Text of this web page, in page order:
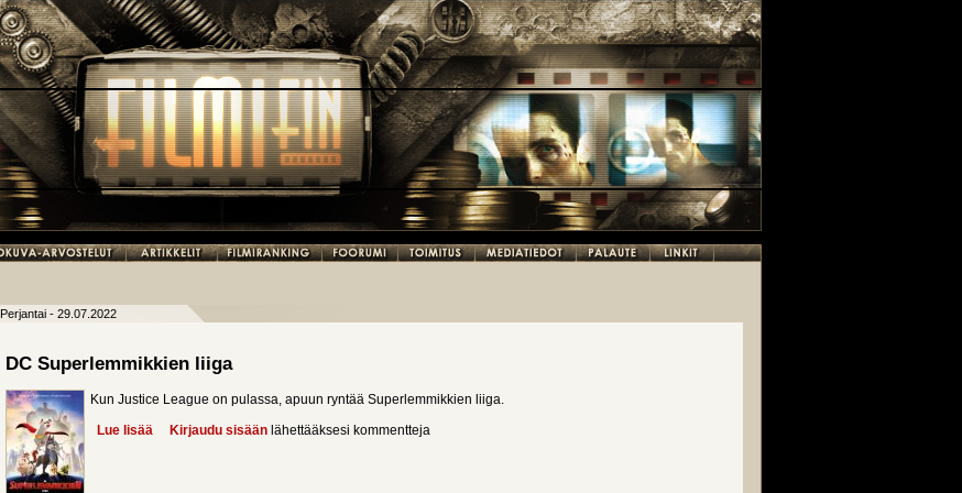
Perjantai - 29.07.2022
DC Superlemmikkien liiga
Kun Justice League on pulassa, apuun ryntää Superlemmikkien liiga.
Lue lisää about DC Superlemmikkien liiga
Kirjaudu sisään lähettääksesi kommentteja